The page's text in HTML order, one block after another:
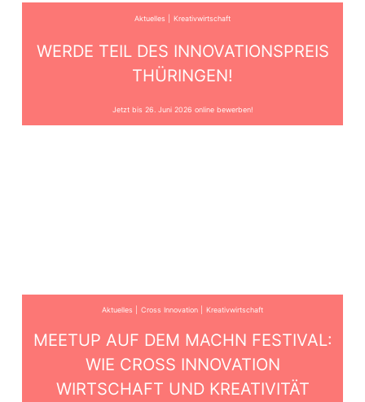
Aktuelles Kreativwirtschaft
WERDE TEIL DES INNOVATIONSPREIS
THÜRINGEN!
Jetzt bis 26. Juni 2026 online bewerben!
Aktuelles Cross Innovation Kreativwirtschaft
MEETUP AUF DEM MACHN FESTIVAL:
WIE CROSS INNOVATION
WIRTSCHAFT UND KREATIVITÄT